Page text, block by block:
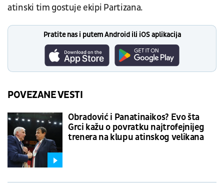
atinski tim gostuje ekipi Partizana.
Pratite nas i putem Android ili iOS aplikacija
POVEZANE VESTI
Obradović i Panatinaikos? Evo šta
Grci kažu o povratku najtrofejnijeg
trenera na klupu atinskog velikana